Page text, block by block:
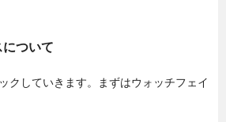
について
クしていきます。まずはウォッチフェイ